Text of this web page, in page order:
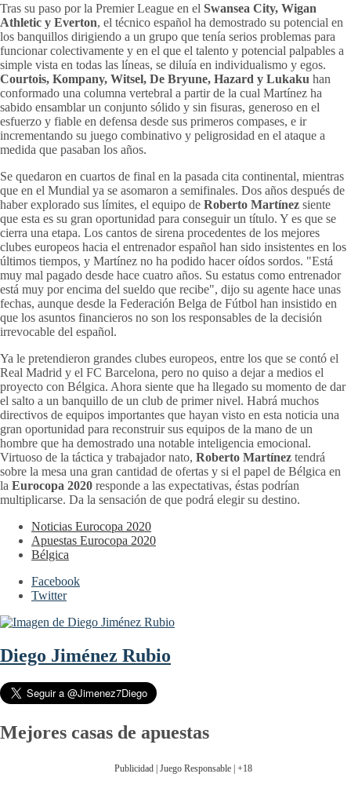
Tras su paso por la Premier League en el Swansea City, Wigan
Athletic y Everton, el técnico español ha demostrado su potencial en
los banquillos dirigiendo a un grupo que tenía serios problemas para
funcionar colectivamente y en el que el talento y potencial palpables a
simple vista en todas las líneas, se diluía en individualismo y egos.
Courtois, Kompany, Witsel, De Bryune, Hazard y Lukaku han
conformado una columna vertebral a partir de la cual Martínez ha
sabido ensamblar un conjunto sólido y sin fisuras, generoso en el
esfuerzo y fiable en defensa desde sus primeros compases, e ir
incrementando su juego combinativo y peligrosidad en el ataque a
medida que pasaban los años.
Se quedaron en cuartos de final en la pasada cita continental, mientras
que en el Mundial ya se asomaron a semifinales. Dos años después de
haber explorado sus límites, el equipo de Roberto Martínez siente
que esta es su gran oportunidad para conseguir un título. Y es que se
cierra una etapa. Los cantos de sirena procedentes de los mejores
clubes europeos hacia el entrenador español han sido insistentes en los
últimos tiempos, y Martínez no ha podido hacer oídos sordos. "Está
muy mal pagado desde hace cuatro años. Su estatus como entrenador
está muy por encima del sueldo que recibe", dijo su agente hace unas
fechas, aunque desde la Federación Belga de Fútbol han insistido en
que los asuntos financieros no son los responsables de la decisión
irrevocable del español.
Ya le pretendieron grandes clubes europeos, entre los que se contó el
Real Madrid y el FC Barcelona, pero no quiso a dejar a medios el
proyecto con Bélgica. Ahora siente que ha llegado su momento de dar
el salto a un banquillo de un club de primer nivel. Habrá muchos
directivos de equipos importantes que hayan visto en esta noticia una
gran oportunidad para reconstruir sus equipos de la mano de un
hombre que ha demostrado una notable inteligencia emocional.
Virtuoso de la táctica y trabajador nato, Roberto Martínez tendrá
sobre la mesa una gran cantidad de ofertas y si el papel de Bélgica en
la Eurocopa 2020 responde a las expectativas, éstas podrían
multiplicarse. Da la sensación de que podrá elegir su destino.
Noticias Eurocopa 2020
Apuestas Eurocopa 2020
Bélgica
Facebook
Twitter
Diego Jiménez Rubio
Mejores casas de apuestas
Publicidad | Juego Responsable | +18